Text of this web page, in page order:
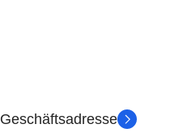
Geschäftsadresse